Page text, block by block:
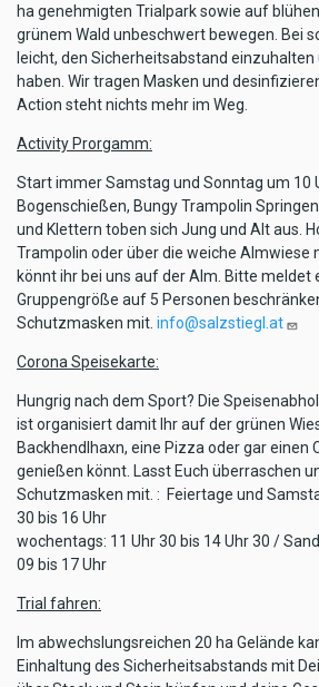
ha genehmigten Trialpark sowie auf
grünem Wald unbeschwert bewegen. Bei
leicht, den Sicherheitsabstand
haben. Wir tragen Masken und
Action steht nichts mehr im Weg.
Activity Prorgamm:
Start immer Samstag und Sonntag um 10
Bogenschießen, Bungy Trampolin
und Klettern toben sich Jung und Alt aus.
Trampolin oder über die weiche Almwiese
könnt ihr bei uns auf der Alm. Bitte meldet
Gruppengröße auf 5 Personen
Schutzmasken mit. info@salzstiegl.at
Corona Speisekarte:
Hungrig nach dem Sport? Die
ist organisiert damit Ihr auf der grünen
Backhendlhaxn, eine Pizza oder gar einen
genießen könnt. Lasst Euch überraschen
Schutzmasken mit. : Feiertage und
30 bis 16 Uhr
wochentags: 11 Uhr 30 bis 14 Uhr 30 /
09 bis 17 Uhr
Trial fahren:
Im abwechslungsreichen 20 ha Gelände
Einhaltung des Sicherheitsabstands mit